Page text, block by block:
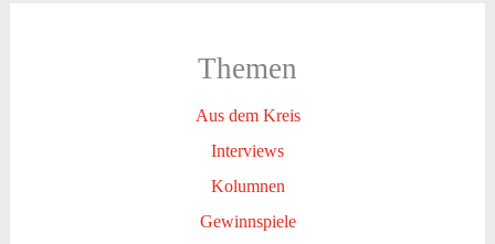
Themen
Aus dem Kreis
Interviews
Kolumnen
Gewinnspiele